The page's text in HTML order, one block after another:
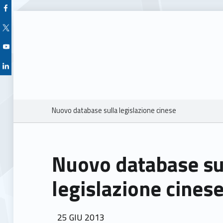
Facebook Unioncamere Veneto
Twitter Unioncamere Veneto
Youtube Unioncamere Veneto
Linkedin Unioncamere Veneto
Breadcrumbs navigation
Nuovo database sulla legislazione cinese
Nuovo database
legislazione cinese
POSTED ON:
25 GIU 2013